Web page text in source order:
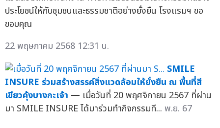
ประโยชน์ให้กับชุมชนและธรรมชาติอย่างยั่งยืน โรงแรมฯ ขอ
ขอบคุณ
22 พฤษภาคม 2568 12:31 น.
SMILE
INSURE ร่วมสร้างสรรค์สิ่งแวดล้อมให้ยั่งยืน ณ พื้นที่สี
เขียวคุ้งบางกะเจ้า — เมื่อวันที่ 20 พฤศจิกายน 2567 ที่ผ่าน
มา SMILE INSURE ได้มาร่วมทำกิจกรรมที... พ.ย. 67